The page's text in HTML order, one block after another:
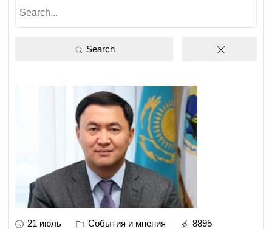
Search
21 июль События и мнения
8895